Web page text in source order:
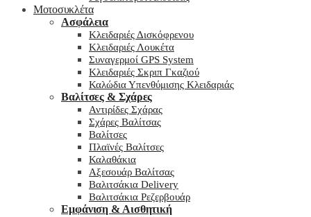
Μοτοσυκλέτα
Ασφάλεια
Κλειδαριές Δισκόφρενου
Κλειδαριές Λουκέτα
Συναγερμοί GPS System
Κλειδαριές Σκριπ Γκαζιού
Καλώδια Υπενθύμισης Κλειδαριάς
Βαλίτσες & Σχάρες
Αντιρίδες Σχάρας
Σχάρες Βαλίτσας
Βαλίτσες
Πλαϊνές Βαλίτσες
Καλαθάκια
Αξεσουάρ Βαλίτσας
Βαλιτσάκια Delivery
Βαλιτσάκια Ρεζερβουάρ
Εμφάνιση & Αισθητική